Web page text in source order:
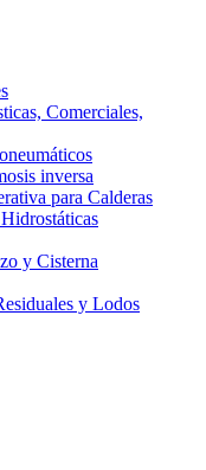
Comerciales,
inversa
para Calderas
y Cisterna
y Lodos